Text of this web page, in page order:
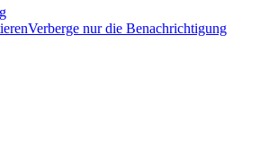
Verberge nur die Benachrichtigung